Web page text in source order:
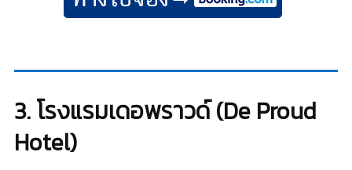
3. โรงแรมเดอพราวด์ (De Proud
Hotel)